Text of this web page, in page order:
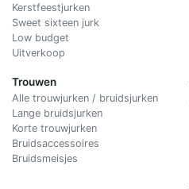
Kerstfeestjurken
Sweet sixteen jurk
Low budget
Uitverkoop
Trouwen
Alle trouwjurken / bruidsjurken
Lange bruidsjurken
Korte trouwjurken
Bruidsaccessoires
Bruidsmeisjes